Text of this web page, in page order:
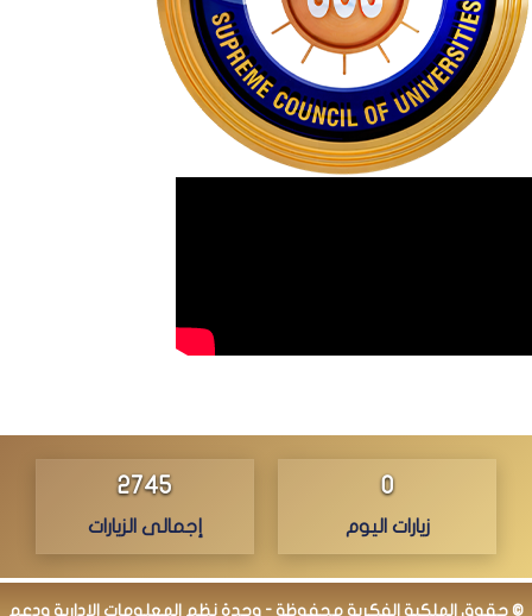
0
زيارات اليوم
2794
إجمالى الزيارات
© حقوق الملكية الفكرية محفوظة - وحدة نظم المعلومات الإدارية ودعم